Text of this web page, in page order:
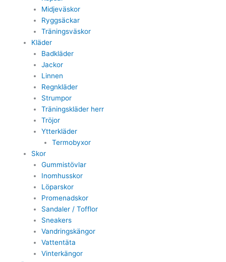
Midjeväskor
Ryggsäckar
Träningsväskor
Kläder
Badkläder
Jackor
Linnen
Regnkläder
Strumpor
Träningskläder herr
Tröjor
Ytterkläder
Termobyxor
Skor
Gummistövlar
Inomhusskor
Löparskor
Promenadskor
Sandaler / Tofflor
Sneakers
Vandringskängor
Vattentäta
Vinterkängor